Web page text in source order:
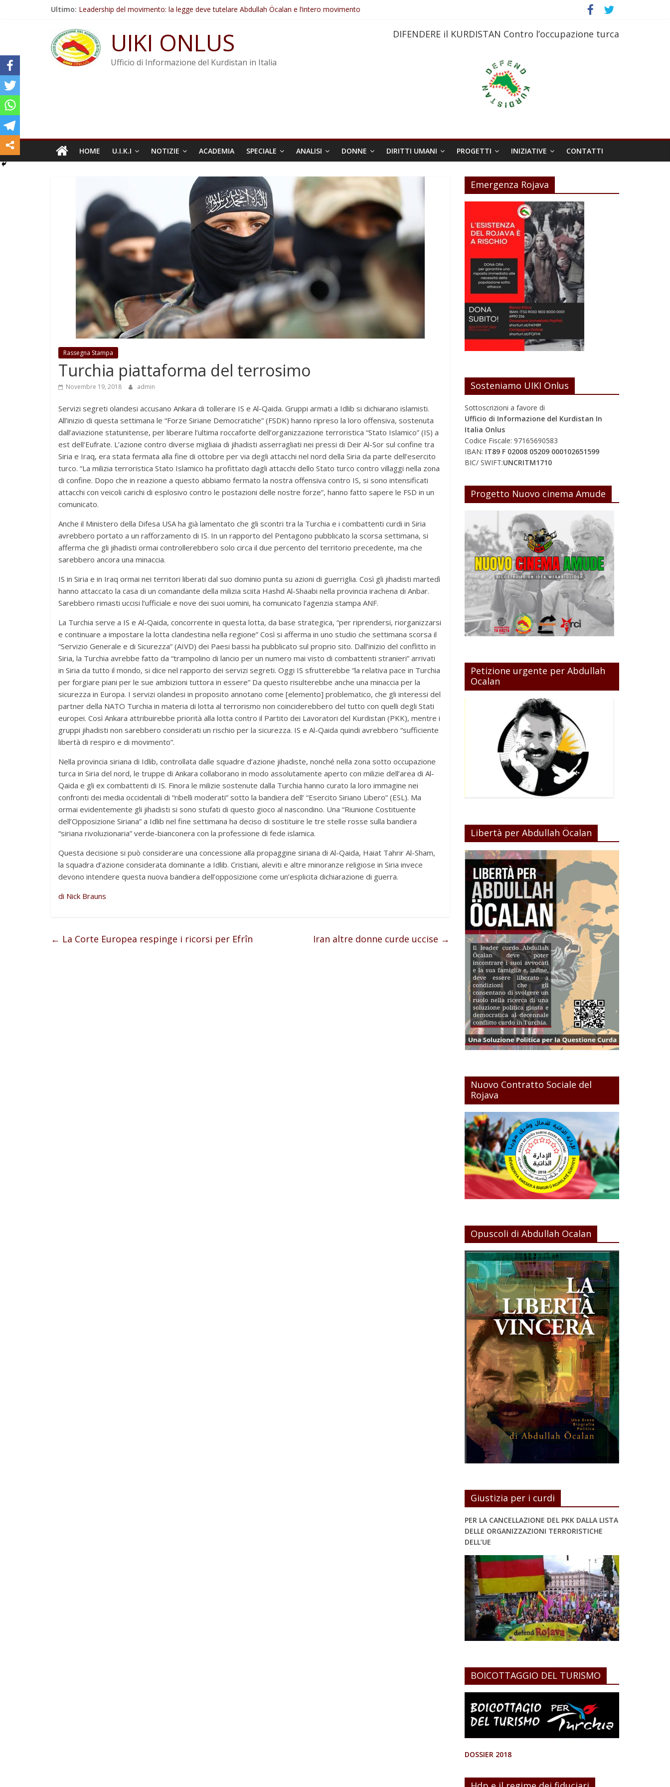
Ultimo: Leadership del movimento: la legge deve tutelare Abdullah Öcalan e l’intero movimento
Non tenere conto della situazione di Rêber Apo ostacolerebbe l’attuazione della legge
Il KNK chiede un’azione internazionale contro i crimini di guerra dell’Iran
Abdullah Öcalan: Le legge negativa deve essere trasformata in legge positiva
UIKI ONLUS
Ufficio di Informazione del Kurdistan in Italia
DIFENDERE il KURDISTAN Contro l’occupazione turca
HOME U.I.K.I NOTIZIE ACADEMIA SPECIALE ANALISI DONNE DIRITTI UMANI PROGETTI INIZIATIVE CONTATTI
Rassegna Stampa
Turchia piattaforma del terrosimo
Novembre 19, 2018 admin
Servizi segreti olandesi accusano Ankara di tollerare IS e Al-Qaida. Gruppi armati a Idlib si dichiarano islamisti.
All’inizio di questa settimana le “Forze Siriane Democratiche” (FSDK) hanno ripreso la loro offensiva, sostenuta
dall’aviazione statunitense, per liberare l’ultima roccaforte dell’organizzazione terroristica “Stato Islamico” (IS) a
est dell’Eufrate. L’azione contro diverse migliaia di jihadisti asserragliati nei pressi di Deir Al-Sor sul confine tra
Siria e Iraq, era stata fermata alla fine di ottobre per via degli attacchi nel nord della Siria da parte dell’esercito
turco. “La milizia terroristica Stato Islamico ha profittato dagli attacchi dello Stato turco contro villaggi nella zona
di confine. Dopo che in reazione a questo abbiamo fermato la nostra offensiva contro IS, si sono intensificati
attacchi con veicoli carichi di esplosivo contro le postazioni delle nostre forze”, hanno fatto sapere le FSD in un
comunicato.
Anche il Ministero della Difesa USA ha già lamentato che gli scontri tra la Turchia e i combattenti curdi in Siria
avrebbero portato a un rafforzamento di IS. In un rapporto del Pentagono pubblicato la scorsa settimana, si
afferma che gli jihadisti ormai controllerebbero solo circa il due percento del territorio precedente, ma che
sarebbero ancora una minaccia.
IS in Siria e in Iraq ormai nei territori liberati dal suo dominio punta su azioni di guerriglia. Così gli jihadisti martedì
hanno attaccato la casa di un comandante della milizia sciita Hashd Al-Shaabi nella provincia irachena di Anbar.
Sarebbero rimasti uccisi l‘ufficiale e nove dei suoi uomini, ha comunicato l’agenzia stampa ANF.
La Turchia serve a IS e Al-Qaida, concorrente in questa lotta, da base strategica, “per riprendersi, riorganizzarsi
e continuare a impostare la lotta clandestina nella regione” Così si afferma in uno studio che settimana scorsa il
“Servizio Generale e di Sicurezza” (AIVD) dei Paesi bassi ha pubblicato sul proprio sito. Dall’inizio del conflitto in
Siria, la Turchia avrebbe fatto da “trampolino di lancio per un numero mai visto di combattenti stranieri” arrivati
in Siria da tutto il mondo, si dice nel rapporto dei servizi segreti. Oggi IS sfrutterebbe “la relativa pace in Turchia
per forgiare piani per le sue ambizioni tuttora in essere” Da questo risulterebbe anche una minaccia per la
sicurezza in Europa. I servizi olandesi in proposito annotano come [elemento] problematico, che gli interessi del
partner della NATO Turchia in materia di lotta al terrorismo non coinciderebbero del tutto con quelli degli Stati
europei. Così Ankara attribuirebbe priorità alla lotta contro il Partito dei Lavoratori del Kurdistan (PKK), mentre i
gruppi jihadisti non sarebbero considerati un rischio per la sicurezza. IS e Al-Qaida quindi avrebbero “sufficiente
libertà di respiro e di movimento”.
Nella provincia siriana di Idlib, controllata dalle squadre d’azione jihadiste, nonché nella zona sotto occupazione
turca in Siria del nord, le truppe di Ankara collaborano in modo assolutamente aperto con milizie dell’area di Al-
Qaida e gli ex combattenti di IS. Finora le milizie sostenute dalla Turchia hanno curato la loro immagine nei
confronti dei media occidentali di “ribelli moderati” sotto la bandiera dell’ “Esercito Siriano Libero” (ESL). Ma
ormai evidentemente gli jihadisti si sono stufati di questo gioco al nascondino. Una “Riunione Costituente
dell’Opposizione Siriana” a Idlib nel fine settimana ha deciso di sostituire le tre stelle rosse sulla bandiera
“siriana rivoluzionaria” verde-bianconera con la professione di fede islamica.
Questa decisione si può considerare una concessione alla propaggine siriana di Al-Qaida, Haiat Tahrir Al-Sham,
la squadra d’azione considerata dominante a Idlib. Cristiani, aleviti e altre minoranze religiose in Siria invece
devono intendere questa nuova bandiera dell’opposizione come un’esplicita dichiarazione di guerra.
di Nick Brauns
← La Corte Europea respinge i ricorsi per Efrîn Iran altre donne curde uccise →
Emergenza Rojava
Sosteniamo UIKI Onlus
Sottoscrizioni a favore di
Ufficio di Informazione del Kurdistan In
Italia Onlus
Codice Fiscale: 97165690583
IBAN: IT89 F 02008 05209 000102651599
BIC/ SWIFT:UNCRITM1710
Progetto Nuovo cinema Amude
Petizione urgente per Abdullah
Ocalan
Libertà per Abdullah Öcalan
Nuovo Contratto Sociale del
Rojava
Opuscoli di Abdullah Ocalan
Giustizia per i curdi
PER LA CANCELLAZIONE DEL PKK DALLA LISTA
DELLE ORGANIZZAZIONI TERRORISTICHE
DELL’UE
BOICOTTAGGIO DEL TURISMO
DOSSIER 2018